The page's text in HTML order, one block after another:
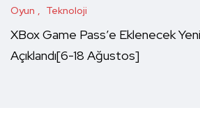
Oyun Teknoloji
XBox Game Pass’e Eklenecek
Açıklandı[6-18 Ağustos]